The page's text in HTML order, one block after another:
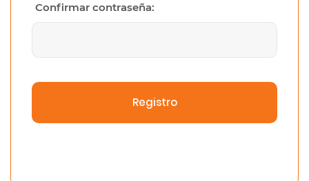
Confirmar contraseña:
Registro